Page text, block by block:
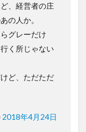
、経営者の庄
の人か。
グレーだけ
く所じゃない
ど、ただただ
2018年4月24日